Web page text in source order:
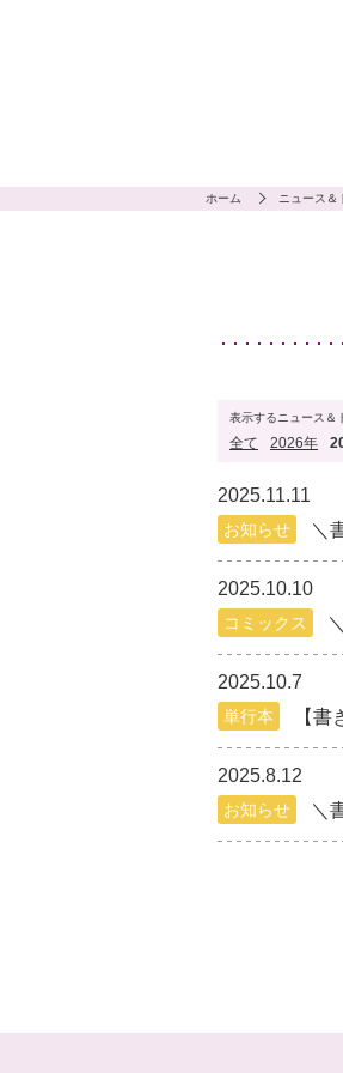
ホーム ニュース＆
表示するニュース＆
全て 2026年
2025.11.11
お知らせ ＼
2025.10.10
コミックス
2025.10.7
単行本 【
2025.8.12
お知らせ ＼